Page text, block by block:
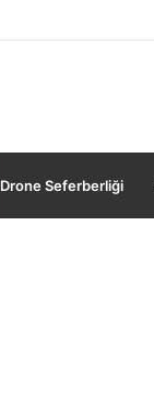
Drone Seferberliği